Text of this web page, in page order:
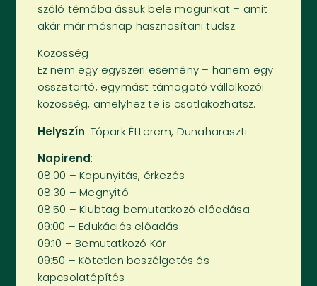
szóló témába ássuk bele magunkat – amit
akár már másnap hasznosítani tudsz.
Közösség
Ez nem egy egyszeri esemény – hanem egy
összetartó, egymást támogató vállalkozói
közösség, amelyhez te is csatlakozhatsz.
Helyszín: Tópark Étterem, Dunaharaszti
Napirend:
08:00 – Kapunyitás, érkezés
08:30 – Megnyitó
08:50 – Klubtag bemutatkozó előadása
09:00 – Edukációs előadás
09:10 – Bemutatkozó Kör
09:50 – Kötetlen beszélgetés és
kapcsolatépítés